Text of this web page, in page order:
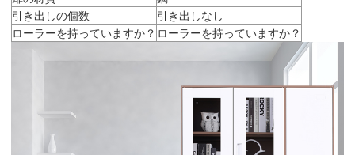
引き出しの個数
引き出しなし
ローラーを持っていますか？ ローラーを持っていますか？